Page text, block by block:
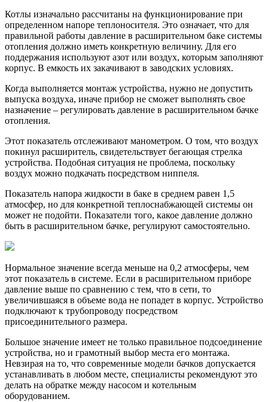
Котлы изначально рассчитаны на функционирование при
определенном напоре теплоносителя. Это означает, что для
правильной работы давление в расширительном баке системы
отопления должно иметь конкретную величину. Для его
поддержания используют азот или воздух, которым заполняют
корпус. В емкость их закачивают в заводских условиях.
Когда выполняется монтаж устройства, нужно не допустить
выпуска воздуха, иначе прибор не сможет выполнять свое
назначение – регулировать давление в расширительном бачке
отопления.
Этот показатель отслеживают манометром. О том, что воздух
покинул расширитель, свидетельствует бегающая стрелка
устройства. Подобная ситуация не проблема, поскольку
воздух можно подкачать посредством ниппеля.
Показатель напора жидкости в баке в среднем равен 1,5
атмосфер, но для конкретной теплоснабжающей системы он
может не подойти. Показатели того, какое давление должно
быть в расширительном бачке, регулируют самостоятельно.
Нормальное значение всегда меньше на 0,2 атмосферы, чем
этот показатель в системе. Если в расширительном приборе
давление выше по сравнению с тем, что в сети, то
увеличившаяся в объеме вода не попадет в корпус. Устройство
подключают к трубопроводу посредством
присоединительного размера.
Большое значение имеет не только правильное подсоединение
устройства, но и грамотный выбор места его монтажа.
Невзирая на то, что современные модели бачков допускается
устанавливать в любом месте, специалисты рекомендуют это
делать на обратке между насосом и котельным
оборудованием.